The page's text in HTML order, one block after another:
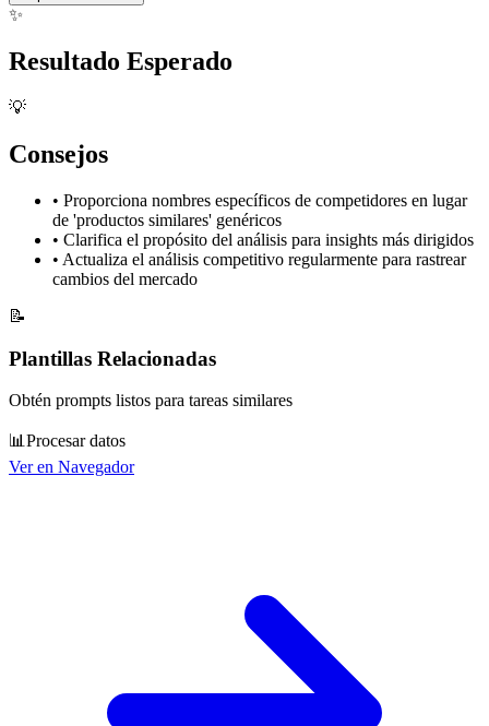
✨
Resultado Esperado
💡
Consejos
• Proporciona nombres específicos de competidores en lugar
de 'productos similares' genéricos
• Clarifica el propósito del análisis para insights más dirigidos
• Actualiza el análisis competitivo regularmente para rastrear
cambios del mercado
📝
Plantillas Relacionadas
Obtén prompts listos para tareas similares
📊 Procesar datos
Ver en Navegador